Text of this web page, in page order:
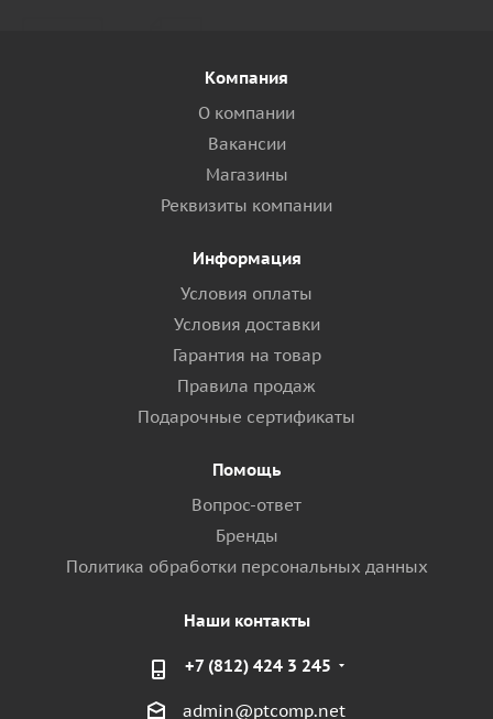
Компания
О компании
Вакансии
Магазины
Реквизиты компании
Информация
Условия оплаты
Условия доставки
Гарантия на товар
Правила продаж
Подарочные сертификаты
Помощь
Вопрос-ответ
Бренды
Политика обработки персональных данных
Наши контакты
+7 (812) 424 3 245
admin@ptcomp.net